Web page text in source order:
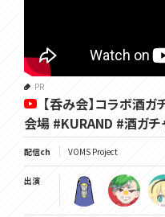
PR
【呑み会】コラボ酒
会場 #KURAND #酒ガ
配信ch VOMS Project
出演